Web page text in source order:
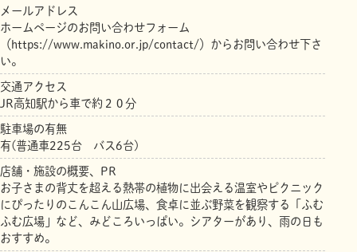
メールアドレス
ホームページのお問い合わせフォーム
（https://www.makino.or.jp/contact/）からお問い合わせ下さ
い。
交通アクセス
JR高知駅から車で約２０分
駐車場の有無
有(普通車225台 バス6台)
店舗・施設の概要、PR
お子さまの背丈を超える熱帯の植物に出会える温室やピクニック
にぴったりのこんこん山広場、食卓に並ぶ野菜を観察する「ふむ
ふむ広場」など、みどころいっぱい。シアターがあり、雨の日も
おすすめ。